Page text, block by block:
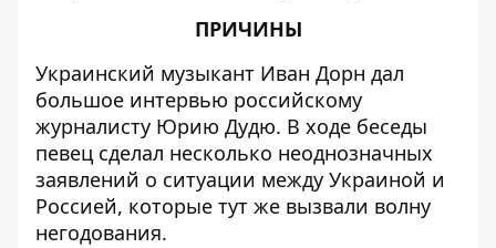
ПРИЧИНЫ
Украинский музыкант Иван Дорн дал
большое интервью российскому
журналисту Юрию Дудю. В ходе беседы
певец сделал несколько неоднозначных
заявлений о ситуации между Украиной и
Россией, которые тут же вызвали волну
негодования.